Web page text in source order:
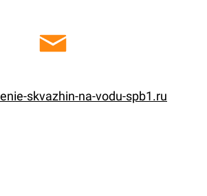
skvazhin-na-vodu-spb1.ru